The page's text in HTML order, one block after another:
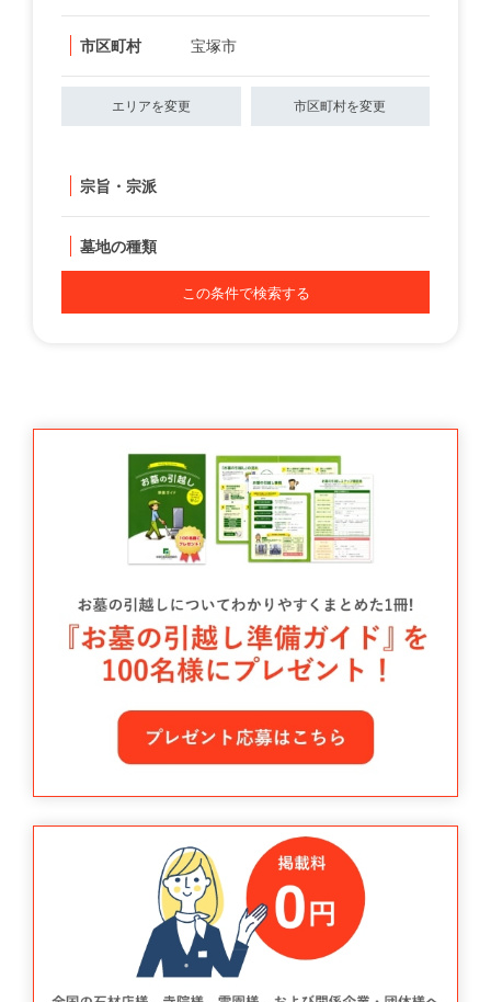
市区町村 宝塚市
エリアを変更 市区町村を変更
宗旨・宗派
墓地の種類
この条件で検索する